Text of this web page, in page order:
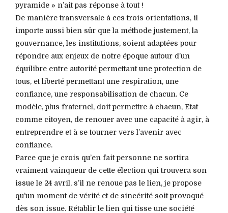
pyramide » n’ait pas réponse à tout !
De manière transversale à ces trois orientations, il
importe aussi bien sûr que la méthode justement, la
gouvernance, les institutions, soient adaptées pour
répondre aux enjeux de notre époque autour d’un
équilibre entre autorité permettant une protection de
tous, et liberté permettant une respiration, une
confiance, une responsabilisation de chacun. Ce
modèle, plus fraternel, doit permettre à chacun, Etat
comme citoyen, de renouer avec une capacité à agir, à
entreprendre et à se tourner vers l’avenir avec
confiance.
Parce que je crois qu’en fait personne ne sortira
vraiment vainqueur de cette élection qui trouvera son
issue le 24 avril, s’il ne renoue pas le lien, je propose
qu’un moment de vérité et de sincérité soit provoqué
dès son issue. Rétablir le lien qui tisse une société